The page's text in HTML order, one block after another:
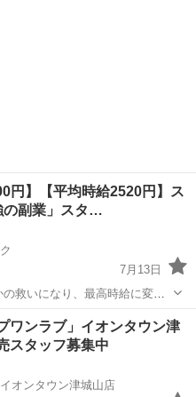
円】【平均時給2520円】ス
の副業」スタ…
7月13日
の救いになり、最高時給に変わ
るのは「立派な正解」ではな
。 あなたが人生で乗り越えた
ワンラブ」イオンタウン津
タッフ募集中
オンタウン津城山店